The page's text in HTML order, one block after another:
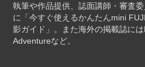
執筆や作品提供、誌面講師・審査
に「今すぐ使えるかんたんmini
影ガイド」。また海外の掲載誌に
Adventureなど。